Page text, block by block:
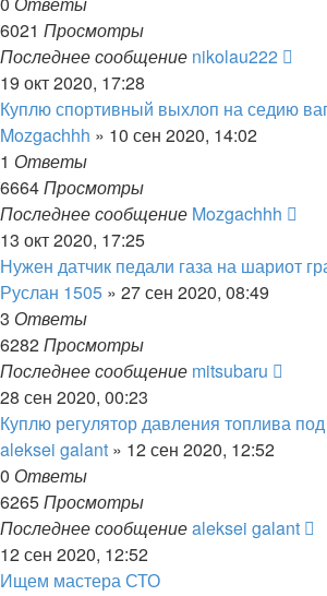
6021 Просмотры
Последнее сообщение nikolau222
19 окт 2020, 17:28
Куплю спортивный выхлоп на седию
Mozgachhh » 10 сен 2020, 14:02
1 Ответы
6664Просмотры
Последнее сообщение Mozgachhh
13 окт 2020, 17:25
Нужен датчик педали газа на шариот
Руслан 1505 » 27 сен 2020, 08:49
3 Ответы
6282Просмотры
Последнее сообщение mitsubaru
28 сен 2020, 00:23
Куплю регулятор давления топлива
aleksei galant » 12 сен 2020, 12:52
0 Ответы
6265Просмотры
Последнее сообщениеaleksei galant
12 сен 2020, 12:52
Ищем мастера СТО